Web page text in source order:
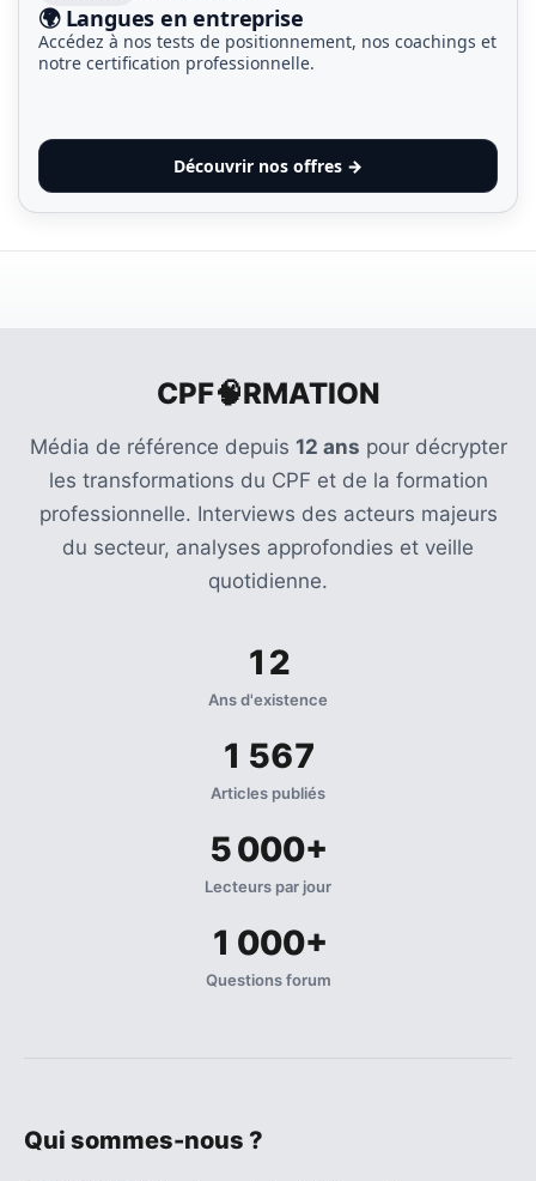
🌍 Langues en entreprise
Accédez à nos tests de positionnement, nos coachings et
notre certification professionnelle.
Découvrir nos offres →
CPF🧠RMATION
Média de référence depuis 12 ans pour décrypter
les transformations du CPF et de la formation
professionnelle. Interviews des acteurs majeurs
du secteur, analyses approfondies et veille
quotidienne.
12
Ans d'existence
1 567
Articles publiés
5 000+
Lecteurs par jour
1 000+
Questions forum
Qui sommes-nous ?